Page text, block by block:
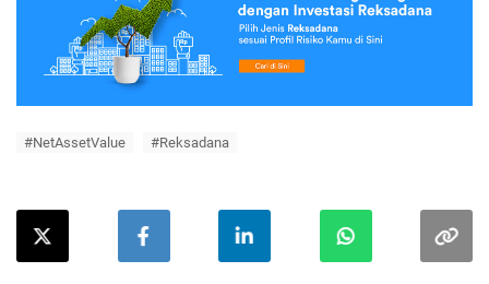
#NetAssetValue #Reksadana